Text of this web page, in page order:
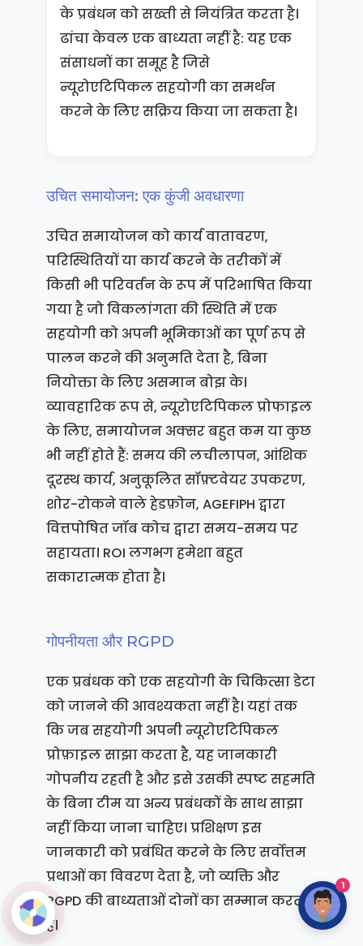
के प्रबंधन को सख्ती से नियंत्रित करता है।
ढांचा केवल एक बाध्यता नहीं है: यह एक
संसाधनों का समूह है जिसे
न्यूरोएटिपिकल सहयोगी का समर्थन
करने के लिए सक्रिय किया जा सकता है।
उचित समायोजन: एक कुंजी अवधारणा
उचित समायोजन को कार्य वातावरण,
परिस्थितियों या कार्य करने के तरीकों में
किसी भी परिवर्तन के रूप में परिभाषित किया
गया है जो विकलांगता की स्थिति में एक
सहयोगी को अपनी भूमिकाओं का पूर्ण रूप से
पालन करने की अनुमति देता है, बिना
नियोक्ता के लिए असमान बोझ के।
व्यावहारिक रूप से, न्यूरोएटिपिकल प्रोफाइल
के लिए, समायोजन अक्सर बहुत कम या कुछ
भी नहीं होते हैं: समय की लचीलापन, आंशिक
दूरस्थ कार्य, अनुकूलित सॉफ़्टवेयर उपकरण,
शोर-रोकने वाले हेडफ़ोन, AGEFIPH द्वारा
वित्तपोषित जॉब कोच द्वारा समय-समय पर
सहायता। ROI लगभग हमेशा बहुत
सकारात्मक होता है।
गोपनीयता और RGPD
एक प्रबंधक को एक सहयोगी के चिकित्सा डेटा
को जानने की आवश्यकता नहीं है। यहां तक
कि जब सहयोगी अपनी न्यूरोएटिपिकल
प्रोफ़ाइल साझा करता है, यह जानकारी
गोपनीय रहती है और इसे उसकी स्पष्ट सहमति
के बिना टीम या अन्य प्रबंधकों के साथ साझा
नहीं किया जाना चाहिए। प्रशिक्षण इस
जानकारी को प्रबंधित करने के लिए सर्वोत्तम
प्रथाओं का विवरण देता है, जो व्यक्ति और
RGPD की बाध्यताओं दोनों का सम्मान करता
है।
1